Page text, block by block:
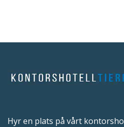
Hyr en plats på vårt